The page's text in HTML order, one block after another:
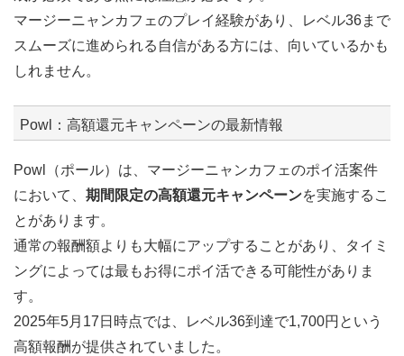
マージーニャンカフェのプレイ経験があり、レベル36まで
スムーズに進められる自信がある方には、向いているかも
しれません。
Powl：高額還元キャンペーンの最新情報
Powl（ポール）は、マージーニャンカフェのポイ活案件
において、 期間限定の高額還元キャンペーンを実施するこ
とがあります。
通常の報酬額よりも大幅にアップすることがあり、タイミ
ングによっては最もお得にポイ活できる可能性がありま
す。
2025年5月17日時点では、レベル36到達で1,700円という
高額報酬が提供されていました。